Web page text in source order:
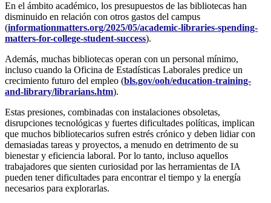
En el ámbito académico, los presupuestos de las bibliotecas han
disminuido en relación con otros gastos del campus
(informationmatters.org/2025/05/academic-libraries-spending-
matters-for-college-student-success).
Además, muchas bibliotecas operan con un personal mínimo,
incluso cuando la Oficina de Estadísticas Laborales predice un
crecimiento futuro del empleo (bls.gov/ooh/education-training-
and-library/librarians.htm).
Estas presiones, combinadas con instalaciones obsoletas,
disrupciones tecnológicas y fuertes dificultades políticas, implican
que muchos bibliotecarios sufren estrés crónico y deben lidiar con
demasiadas tareas y proyectos, a menudo en detrimento de su
bienestar y eficiencia laboral. Por lo tanto, incluso aquellos
trabajadores que sienten curiosidad por las herramientas de IA
pueden tener dificultades para encontrar el tiempo y la energía
necesarios para explorarlas.